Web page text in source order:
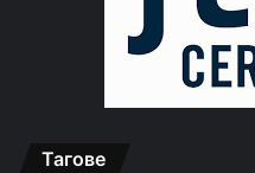
Тагове